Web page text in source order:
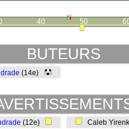
40 50
BUTEURS
(14e)
(12e)
Caleb